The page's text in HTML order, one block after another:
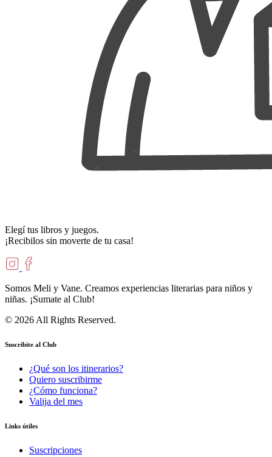
Elegí tus libros y juegos.
¡Recibilos sin moverte de tu casa!
Somos Meli y Vane. Creamos experiencias literarias para niños y
niñas. ¡Sumate al Club!
© 2026 All Rights Reserved.
Suscribite al Club
¿Qué son los itinerarios?
Quiero suscribirme
¿Cómo funciona?
Valija del mes
Links útiles
Suscripciones